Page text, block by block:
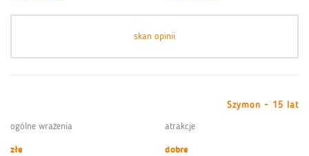
skan opinii
Szymon - 15 lat
ogólne wrażenia
złe
atrakcje
dobre